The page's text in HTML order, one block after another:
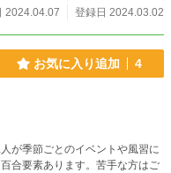
2024.04.07
登録日 2024.03.02
お気に入り追加 4
が季節ごとのイベントや風習に